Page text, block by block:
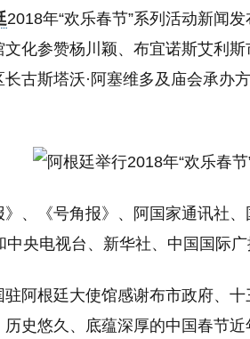
2018年“欢乐春节”系列活动新闻
化参赞杨川颖、布宜诺斯艾利
古斯塔沃·阿塞维多及庙会承办
》、《号角报》、阿国家通讯社
央电视台、新华社、中国国际
阿根廷大使馆感谢布市政府、
史悠久、底蕴深厚的中国春节